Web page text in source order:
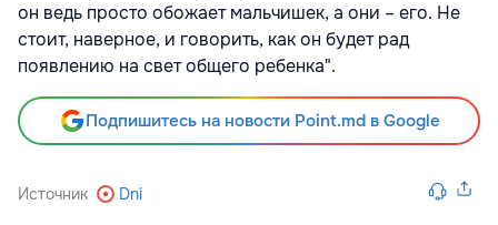
он ведь просто обожает мальчишек, а они – его. Не
стоит, наверное, и говорить, как он будет рад
появлению на свет общего ребенка".
Подпишитесь на новости Point.md в Google
Источник Dni